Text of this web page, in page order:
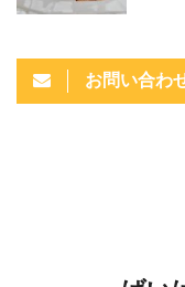
お問い合わ